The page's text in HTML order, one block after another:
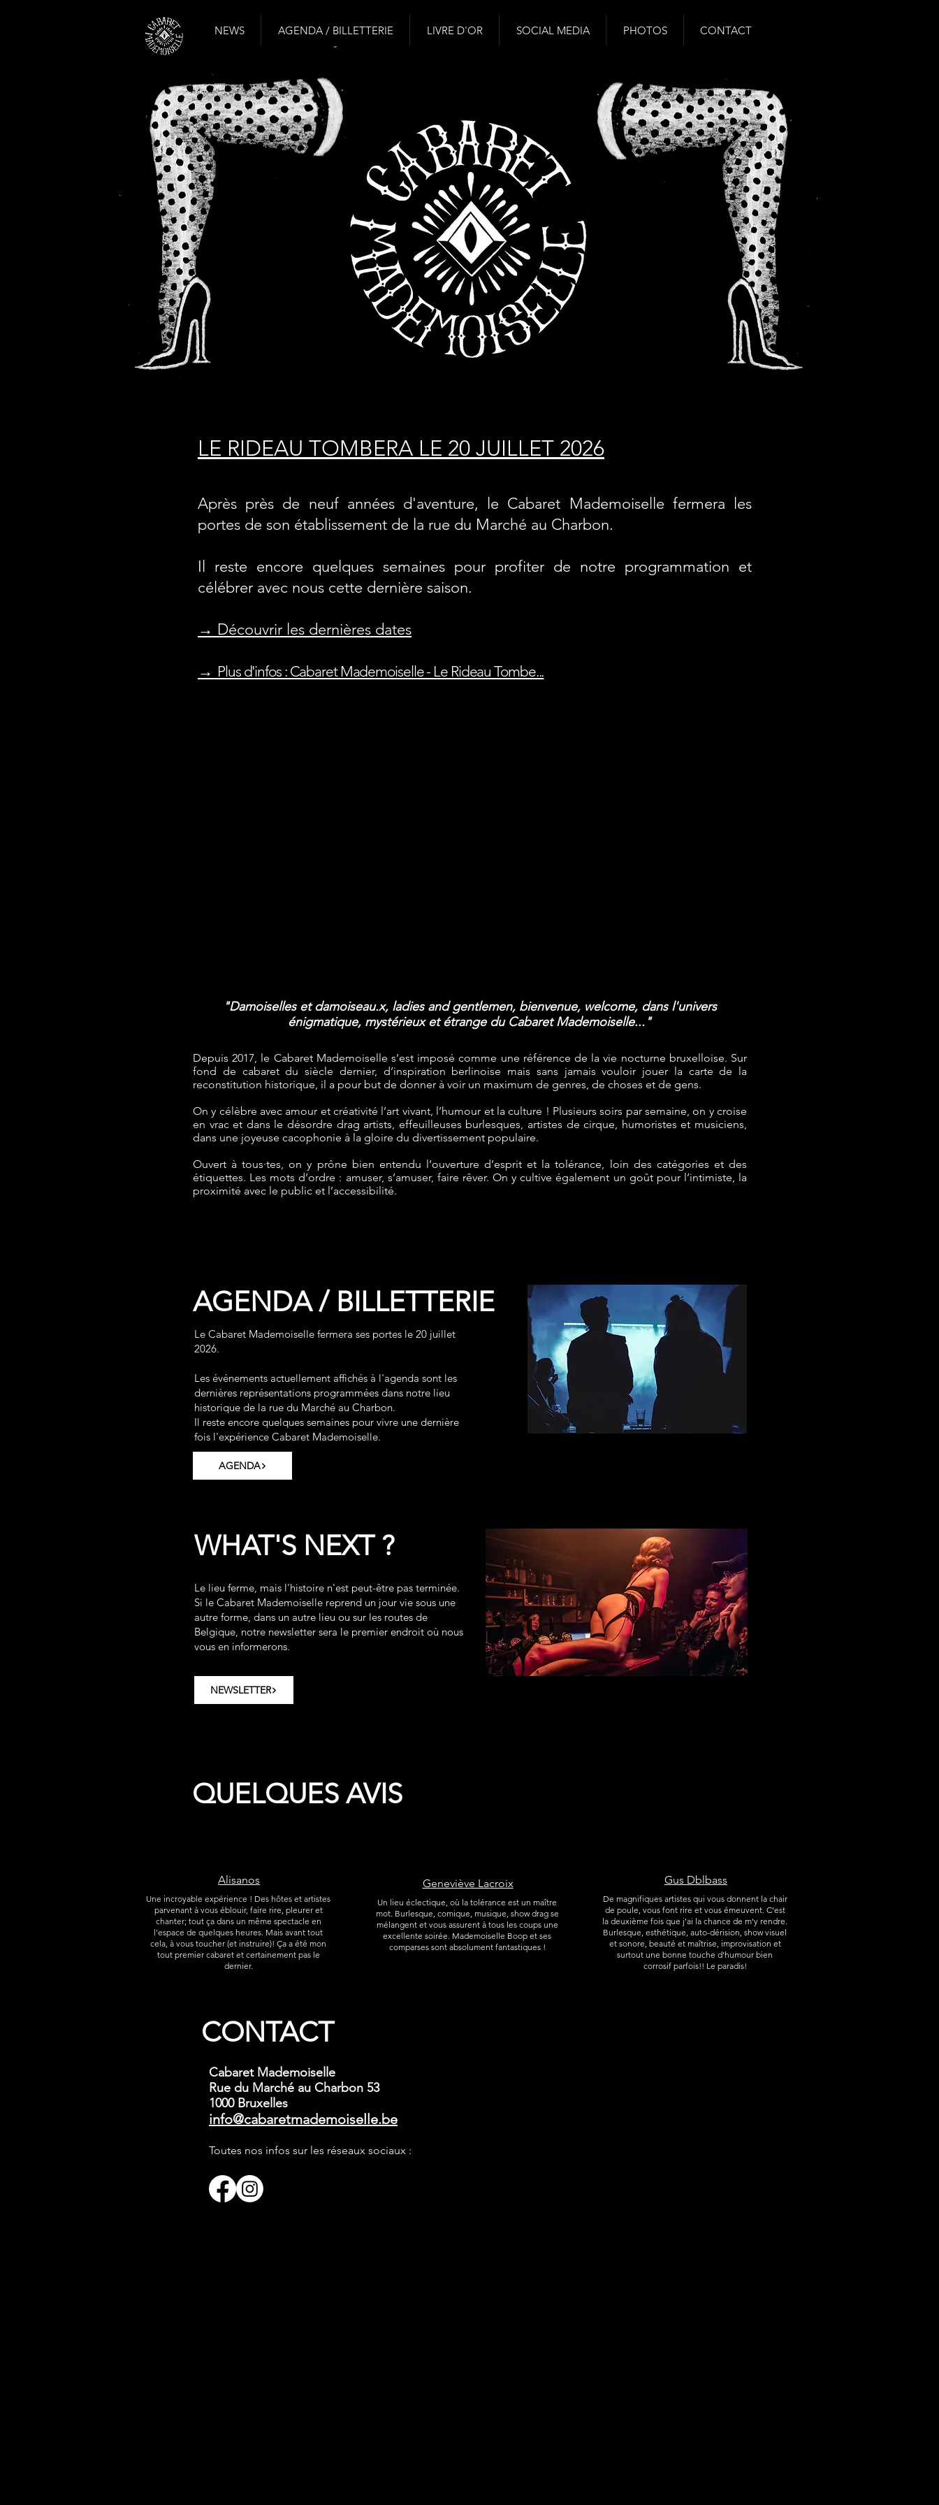
NEWS AGENDA / BILLETTERIE LIVRE D'OR SOCIAL MEDIA PHOTOS CONTACT
LE RIDEAU TOMBERA LE 20 JUILLET 2026
Après près de neuf années d'aventure, le Cabaret Mademoiselle fermera les
portes de son établissement de la rue du Marché au Charbon.
Il reste encore quelques semaines pour profiter de notre programmation et
célébrer avec nous cette dernière saison.
→ Découvrir les dernières dates
→ Plus d'infos : Cabaret Mademoiselle - Le Rideau Tombe...
"Damoiselles et damoiseau.x, ladies and gentlemen, bienvenue, welcome, dans l'univers
énigmatique, mystérieux et étrange du Cabaret Mademoiselle..."
Depuis 2017, le Cabaret Mademoiselle s’est imposé comme une référence de la vie nocturne bruxelloise. Sur
fond de cabaret du siècle dernier, d’inspiration berlinoise mais sans jamais vouloir jouer la carte de la
reconstitution historique, il a pour but de donner à voir un maximum de genres, de choses et de gens.
On y célèbre avec amour et créativité l’art vivant, l’humour et la culture ! Plusieurs soirs par semaine, on y croise
en vrac et dans le désordre drag artists, effeuilleuses burlesques, artistes de cirque, humoristes et musiciens,
dans une joyeuse cacophonie à la gloire du divertissement populaire.
Ouvert à tous·tes, on y prône bien entendu l’ouverture d’esprit et la tolérance, loin des catégories et des
étiquettes. Les mots d’ordre : amuser, s’amuser, faire rêver. On y cultive également un goût pour l’intimiste, la
proximité avec le public et l’accessibilité.
AGENDA / BILLETTERIE
Le Cabaret Mademoiselle fermera ses portes le 20 juillet
2026.
Les événements actuellement affichés à l'agenda sont les
dernières représentations programmées dans notre lieu
historique de la rue du Marché au Charbon.
Il reste encore quelques semaines pour vivre une dernière
fois l'expérience Cabaret Mademoiselle.
AGENDA
WHAT'S NEXT ?
Le lieu ferme, mais l'histoire n'est peut-être pas terminée.
Si le Cabaret Mademoiselle reprend un jour vie sous une
autre forme, dans un autre lieu ou sur les routes de
Belgique, notre newsletter sera le premier endroit où nous
vous en informerons.
NEWSLETTER
QUELQUES AVIS
Alisanos
Une incroyable expérience ! Des hôtes et artistes
parvenant à vous éblouir, faire rire, pleurer et
chanter; tout ça dans un même spectacle en
l'espace de quelques heures. Mais avant tout
cela, à vous toucher (et instruire)! Ça a été mon
tout premier cabaret et certainement pas le
dernier.
Geneviève Lacroix
Un lieu éclectique, où la tolérance est un maître
mot. Burlesque, comique, musique, show drag se
mélangent et vous assurent à tous les coups une
excellente soirée. Mademoiselle Boop et ses
comparses sont absolument fantastiques !
Gus Dblbass
De magnifiques artistes qui vous donnent la chair
de poule, vous font rire et vous émeuvent. C'est
la deuxième fois que j'ai la chance de m'y rendre.
Burlesque, esthétique, auto-dérision, show visuel
et sonore, beauté et maîtrise, improvisation et
surtout une bonne touche d'humour bien
corrosif parfois!! Le paradis!
CONTACT
Cabaret Mademoiselle
Rue du Marché au Charbon 53
1000 Bruxelles
info@cabaretmademoiselle.be
Toutes nos infos sur les réseaux sociaux :